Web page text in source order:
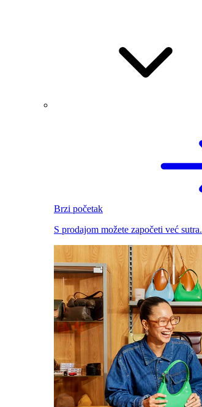
Brzi početak
S prodajom možete započeti već sutra.